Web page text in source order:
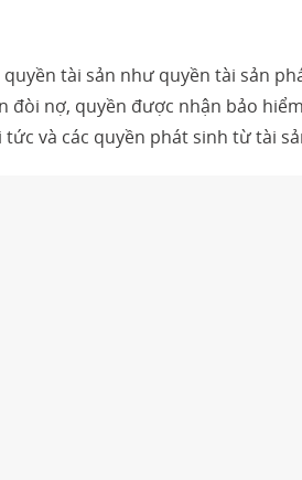
quyền tài sản như quyền tài sản
đòi nợ, quyền được nhận bảo
và các quyền phát sinh từ tài